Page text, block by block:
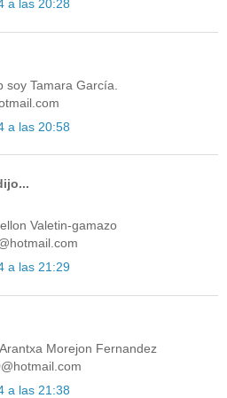
a las 20:28
soy Tamara García.
a las 20:58
Valetin-gamazo
a las 21:29
Morejon Fernandez
a las 21:38